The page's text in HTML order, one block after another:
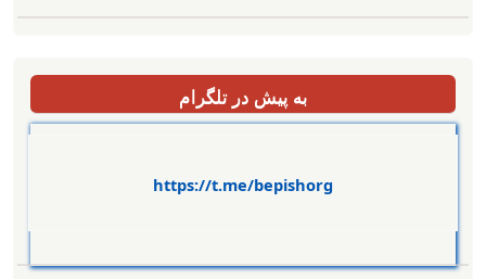
به پیش در تلگرام
https://t.me/bepishorg